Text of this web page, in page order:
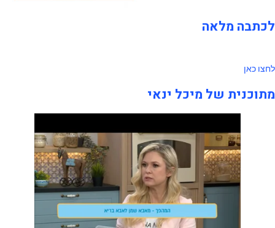
לכתבה מלאה
לחצו כאן
מתוכנית של מיכל ינאי